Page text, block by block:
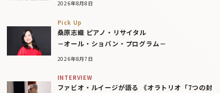
2026年8月8日
Pick Up
桑原志織 ピアノ・リサイタル
－オール・ショパン・プログラム－
2026年8月7日
INTERVIEW
ファビオ・ルイージが語る 《オラトリオ「7つの封